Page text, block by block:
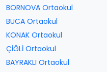
BORNOVA Ortaokul
BUCA Ortaokul
KONAK Ortaokul
ÇİĞLİ Ortaokul
BAYRAKLI Ortaokul